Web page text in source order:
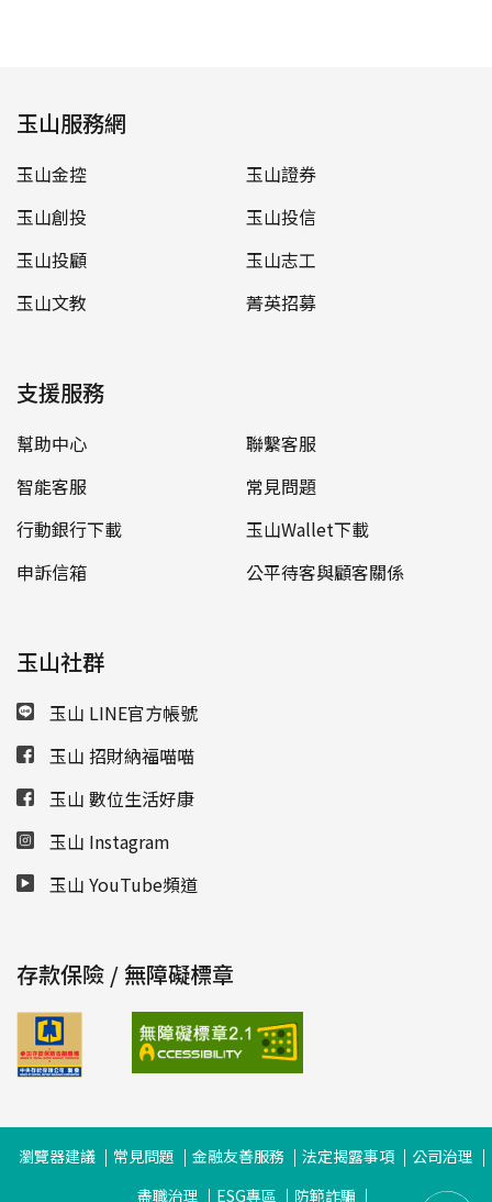
玉山服務網
玉山金控
玉山證券
玉山創投
玉山投信
玉山投顧
玉山志工
玉山文教
菁英招募
支援服務
幫助中心
聯繫客服
智能客服
常見問題
行動銀行下載
玉山Wallet下載
申訴信箱
公平待客與顧客關係
玉山社群
玉山 LINE官方帳號
玉山 招財納福喵喵
玉山 數位生活好康
玉山 Instagram
玉山 YouTube頻道
存款保險 / 無障礙標章
瀏覽器建議 常見問題 金融友善服務 法定揭露事項
公司治理
盡職治理
ESG專區 防範詐騙